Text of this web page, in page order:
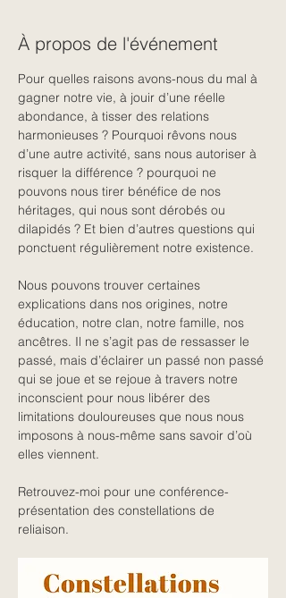
À propos de l'événement
Pour quelles raisons avons-nous du mal à
gagner notre vie, à jouir d’une réelle
abondance, à tisser des relations
harmonieuses ? Pourquoi rêvons nous
d’une autre activité, sans nous autoriser à
risquer la différence ? pourquoi ne
pouvons nous tirer bénéfice de nos
héritages, qui nous sont dérobés ou
dilapidés ? Et bien d’autres questions qui
ponctuent régulièrement notre existence.
Nous pouvons trouver certaines
explications dans nos origines, notre
éducation, notre clan, notre famille, nos
ancêtres. Il ne s’agit pas de ressasser le
passé, mais d’éclairer un passé non passé
qui se joue et se rejoue à travers notre
inconscient pour nous libérer des
limitations douloureuses que nous nous
imposons à nous-même sans savoir d’où
elles viennent.
Retrouvez-moi pour une conférence-
présentation des constellations de
reliaison.